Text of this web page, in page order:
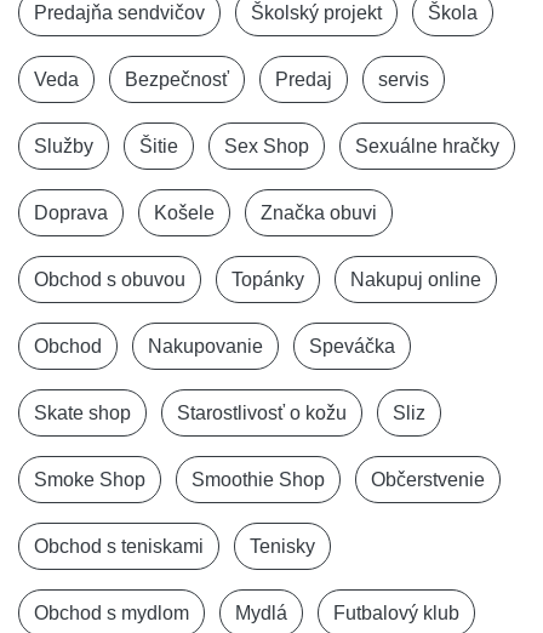
Predajňa sendvičov Školský projekt Škola
Veda Bezpečnosť Predaj servis
Služby Šitie Sex Shop Sexuálne hračky
Doprava Košele Značka obuvi
Obchod s obuvou Topánky Nakupuj online
Obchod Nakupovanie Speváčka
Skate shop Starostlivosť o kožu Sliz
Smoke Shop Smoothie Shop Občerstvenie
Obchod s teniskami Tenisky
Obchod s mydlom Mydlá Futbalový klub